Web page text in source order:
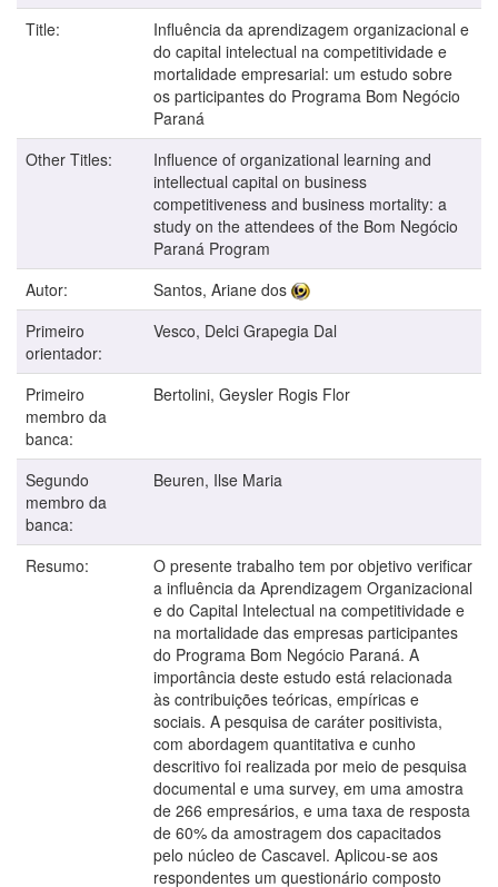
Title:
Influência da aprendizagem organizacional e
do capital intelectual na competitividade e
mortalidade empresarial: um estudo sobre
os participantes do Programa Bom Negócio
Paraná
Other Titles:
Influence of organizational learning and
intellectual capital on business
competitiveness and business mortality: a
study on the attendees of the Bom Negócio
Paraná Program
Autor:
Santos, Ariane dos
Primeiro
orientador:
Vesco, Delci Grapegia Dal
Primeiro
membro da
banca:
Bertolini, Geysler Rogis Flor
Segundo
membro da
banca:
Beuren, Ilse Maria
Resumo:
O presente trabalho tem por objetivo verificar
a influência da Aprendizagem Organizacional
e do Capital Intelectual na competitividade e
na mortalidade das empresas participantes
do Programa Bom Negócio Paraná. A
importância deste estudo está relacionada
às contribuições teóricas, empíricas e
sociais. A pesquisa de caráter positivista,
com abordagem quantitativa e cunho
descritivo foi realizada por meio de pesquisa
documental e uma survey, em uma amostra
de 266 empresários, e uma taxa de resposta
de 60% da amostragem dos capacitados
pelo núcleo de Cascavel. Aplicou-se aos
respondentes um questionário composto